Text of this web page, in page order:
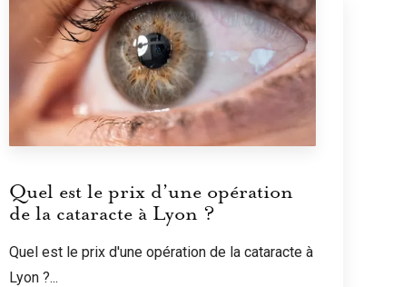
Quel est le prix d’une opération
de la cataracte à Lyon ?
Quel est le prix d'une opération de la cataracte à
Lyon ?...